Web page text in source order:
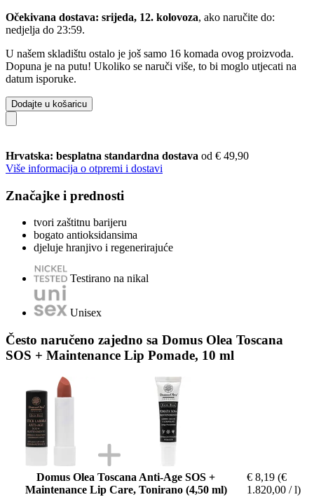
Očekivana dostava: srijeda, 12. kolovoza, ako naručite do:
nedjelja do 23:59.
U našem skladištu ostalo je još samo 16 komada ovog proizvoda.
Dopuna je na putu! Ukoliko se naruči više, to bi moglo utjecati na
datum isporuke.
Dodajte u košaricu
Hrvatska: besplatna standardna dostava od € 49,90
Više informacija o otpremi i dostavi
Značajke i prednosti
tvori zaštitnu barijeru
bogato antioksidansima
djeluje hranjivo i regenerirajuće
Testirano na nikal
Unisex
Često naručeno zajedno sa Domus Olea Toscana
SOS + Maintenance Lip Pomade, 10 ml
Domus Olea Toscana Anti-Age SOS +
Maintenance Lip Care, Tonirano (4,50 ml)
€ 8,19 (€
1.820,00 / l)